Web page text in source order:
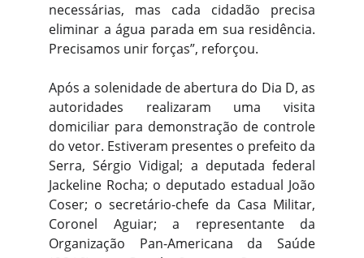
necessárias, mas cada cidadão precisa
eliminar a água parada em sua residência.
Precisamos unir forças”, reforçou.
Após a solenidade de abertura do Dia D, as
autoridades realizaram uma visita
domiciliar para demonstração de controle
do vetor. Estiveram presentes o prefeito da
Serra, Sérgio Vidigal; a deputada federal
Jackeline Rocha; o deputado estadual João
Coser; o secretário-chefe da Casa Militar,
Coronel Aguiar; a representante da
Organização Pan-Americana da Saúde